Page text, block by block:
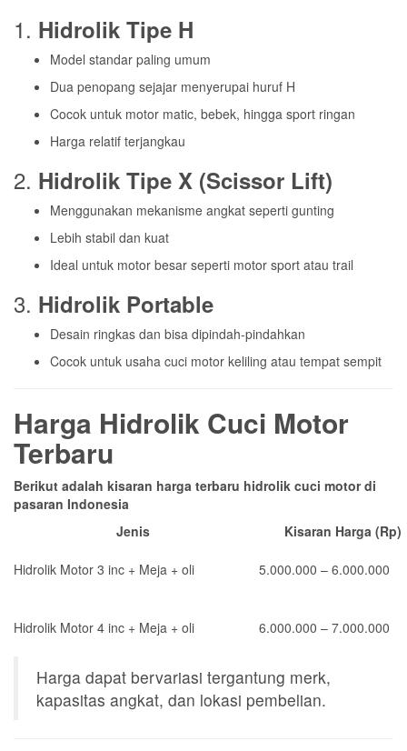
1. Hidrolik Tipe H
Model standar paling umum
Dua penopang sejajar menyerupai huruf H
Cocok untuk motor matic, bebek, hingga sport ringan
Harga relatif terjangkau
2. Hidrolik Tipe X (Scissor Lift)
Menggunakan mekanisme angkat seperti gunting
Lebih stabil dan kuat
Ideal untuk motor besar seperti motor sport atau trail
3. Hidrolik Portable
Desain ringkas dan bisa dipindah-pindahkan
Cocok untuk usaha cuci motor keliling atau tempat sempit
Harga Hidrolik Cuci Motor
Terbaru
Berikut adalah kisaran harga terbaru hidrolik cuci motor di
pasaran Indonesia
Jenis
Kisaran Harga (Rp)
Hidrolik Motor 3 inc + Meja + oli 5.000.000 – 6.000.000
Hidrolik Motor 4 inc + Meja + oli 6.000.000 – 7.000.000
Harga dapat bervariasi tergantung merk,
kapasitas angkat, dan lokasi pembelian.